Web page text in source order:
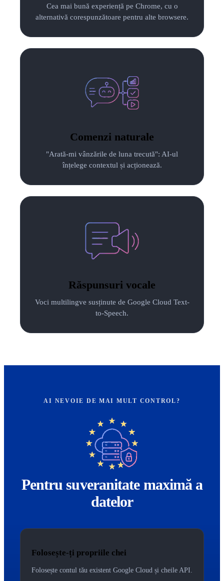
Cea mai bună experiență pe Chrome, cu o
alternativă corespunzătoare pentru alte browsere.
Comenzi naturale
"Arată-mi vânzările de luna trecută": AI-ul
înțelege contextul și acționează.
Răspunsuri vocale
Voci multilingve susținute de Google Cloud Text-
to-Speech.
AI NEVOIE DE MAI MULT CONTROL?
Pentru suveranitate maximă a
datelor
Folosește-ți propriile chei
Folosește contul tău existent Google Cloud și cheile API.